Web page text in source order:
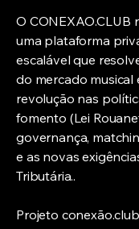
O CONEXAO.CLUB
uma plataforma
escalável que
do mercado musical
revolução nas
fomento (Lei
governança,
e as novas
Tributária..
Projeto conexão.club